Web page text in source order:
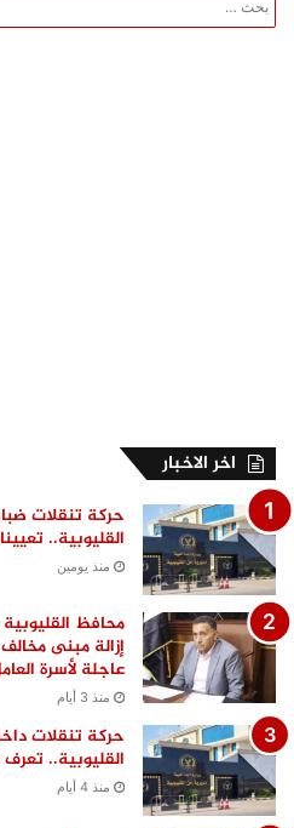
اخر الاخبار
حركة تنقلات
القليوبية..
منذ يومين
محافظ
إزالة مبنى
عاجلة لأسرة
منذ 3 أيام
حركة تنقلات
القليوبية..
منذ 4 أيام